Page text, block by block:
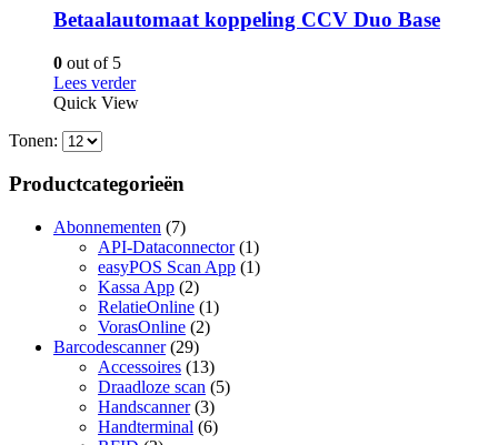
Betaalautomaat koppeling CCV Duo Base
0 out of 5
Lees verder
Quick View
Tonen:
Productcategorieën
Abonnementen (7)
API-Dataconnector (1)
easyPOS Scan App (1)
Kassa App (2)
RelatieOnline (1)
VorasOnline (2)
Barcodescanner (29)
Accessoires (13)
Draadloze scan (5)
Handscanner (3)
Handterminal (6)